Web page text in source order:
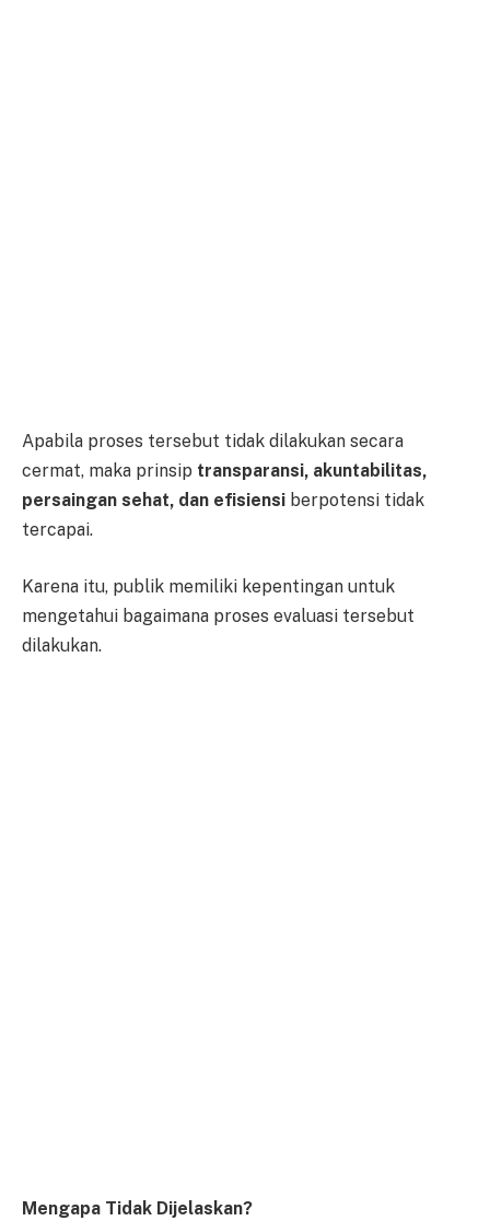
Apabila proses tersebut tidak dilakukan secara
cermat, maka prinsip transparansi, akuntabilitas,
persaingan sehat, dan efisiensi berpotensi tidak
tercapai.
Karena itu, publik memiliki kepentingan untuk
mengetahui bagaimana proses evaluasi tersebut
dilakukan.
Mengapa Tidak Dijelaskan?